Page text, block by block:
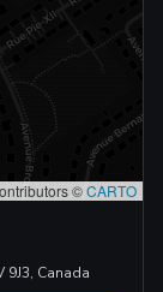
©CARTO
9J3, Canada